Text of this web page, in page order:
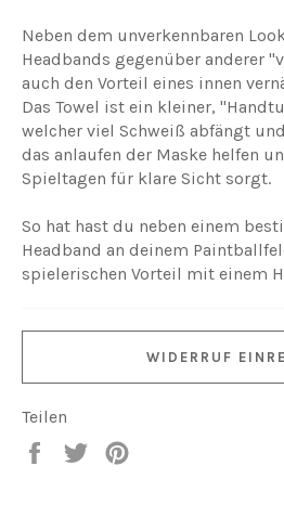
Neben dem unverkennbaren
Headbands gegenüber anderer
auch den Vorteil eines innen
Das Towel ist ein kleiner,
welcher viel Schweiß abfängt
das anlaufen der Maske helfen
Spieltagen für klare Sicht sorgt.
So hat hast du neben einem
Headband an deinem
spielerischen Vorteil mit einem
WIDERRUF
Teilen
Auf
Auf